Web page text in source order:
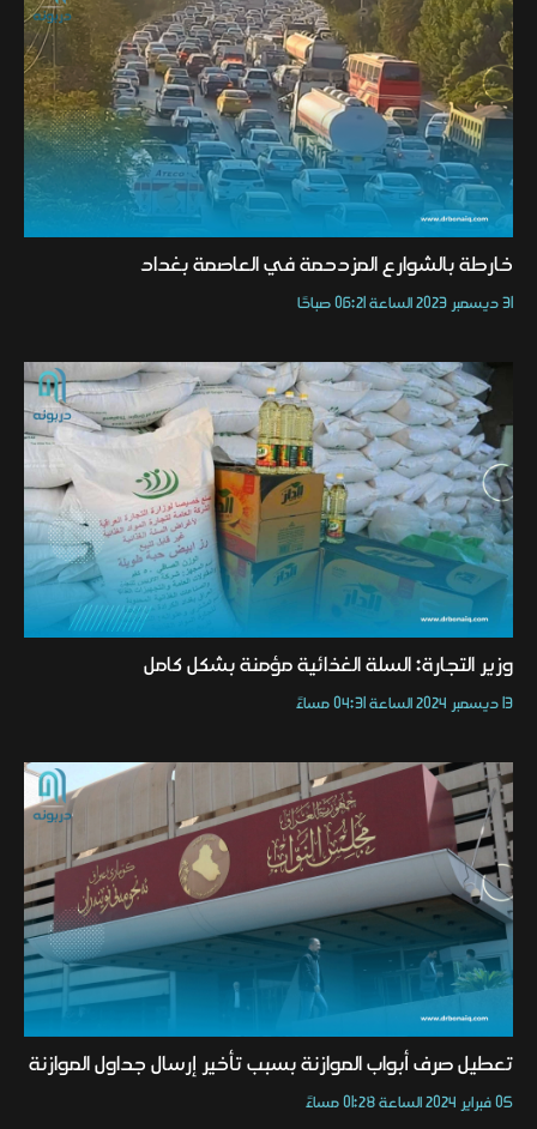
خارطة بالشوارع المزدحمة في العاصمة بغداد
31 ديسمبر 2023 الساعة 06:21 صباحًا
وزير التجارة: السلة الغذائية مؤمنة بشكل كامل
13 ديسمبر 2024 الساعة 04:31 مساءً
تعطيل صرف أبواب الموازنة بسبب تأخير إرسال جداول الموازنة
05 فبراير 2024 الساعة 01:28 مساءً